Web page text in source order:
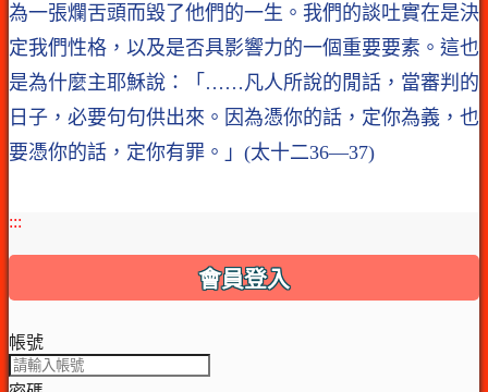
為一張爛舌頭而毀了他們的一生。我們的談吐實在是決
定我們性格，以及是否具影響力的一個重要要素。這也
是為什麼主耶穌說：「……凡人所說的閒話，當審判的
日子，必要句句供出來。因為憑你的話，定你為義，也
要憑你的話，定你有罪。」(太十二36—37)
:::
會員登入
帳號